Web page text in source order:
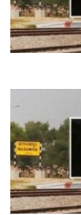
रहते
डाक्टर
व
कर्मचारी